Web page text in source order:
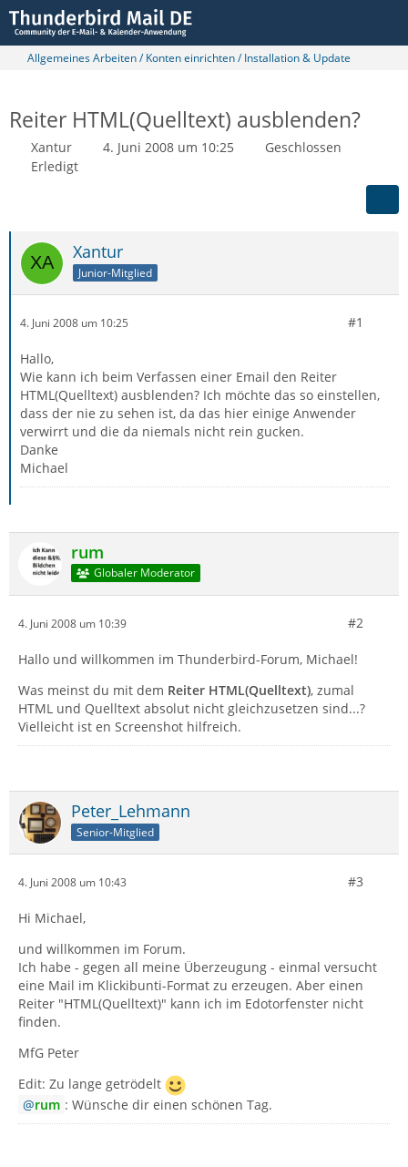
Allgemeines Arbeiten / Konten einrichten / Installation & Update
Reiter HTML(Quelltext) ausblenden?
Xantur 4. Juni 2008 um 10:25
Geschlossen
Erledigt
Xantur
Junior-Mitglied
4. Juni 2008 um 10:25 #1
Hallo,
Wie kann ich beim Verfassen einer Email den Reiter
HTML(Quelltext) ausblenden? Ich möchte das so einstellen,
dass der nie zu sehen ist, da das hier einige Anwender
verwirrt und die da niemals nicht rein gucken.
Danke
Michael
rum
Globaler Moderator
4. Juni 2008 um 10:39 #2
Hallo und willkommen im Thunderbird-Forum, Michael!
Was meinst du mit dem Reiter HTML(Quelltext), zumal
HTML und Quelltext absolut nicht gleichzusetzen sind...?
Vielleicht ist en Screenshot hilfreich.
Peter_Lehmann
Senior-Mitglied
4. Juni 2008 um 10:43 #3
Hi Michael,
und willkommen im Forum.
Ich habe - gegen all meine Überzeugung - einmal versucht
eine Mail im Klickibunti-Format zu erzeugen. Aber einen
Reiter "HTML(Quelltext)" kann ich im Edotorfenster nicht
finden.
MfG Peter
Edit: Zu lange getrödelt
rum : Wünsche dir einen schönen Tag.